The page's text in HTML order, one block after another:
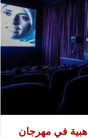
في مهرجان